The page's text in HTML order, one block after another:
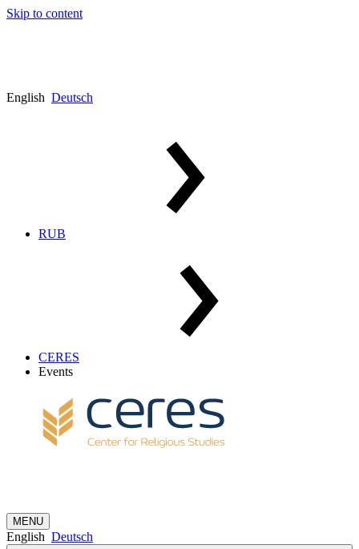
Skip to content
English Deutsch
RUB
CERES
Events
MENU
English Deutsch